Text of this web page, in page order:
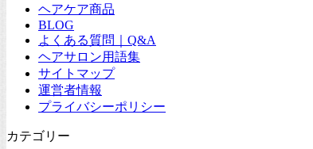
ヘアケア商品
BLOG
よくある質問｜Q&A
ヘアサロン用語集
サイトマップ
運営者情報
プライバシーポリシー
カテゴリー